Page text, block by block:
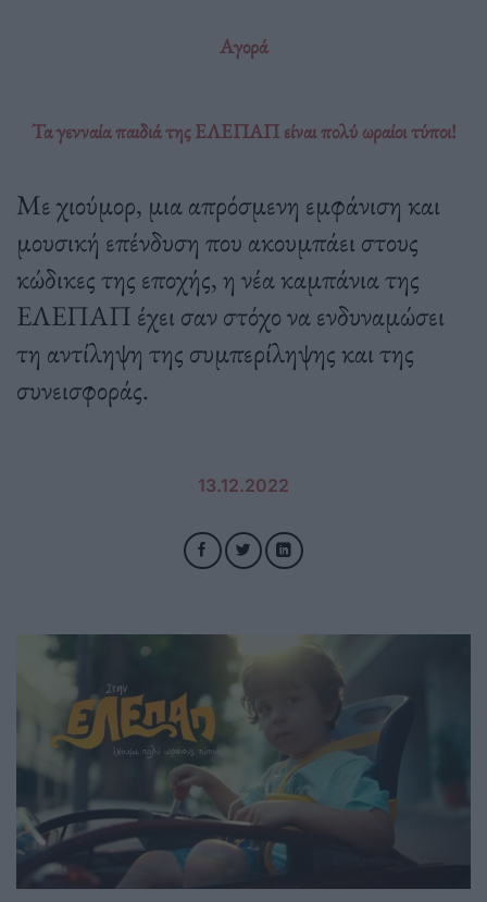
Αγορά
Τα γενναία παιδιά της ΕΛΕΠΑΠ είναι πολύ ωραίοι τύποι!
Με χιούμορ, μια απρόσμενη εμφάνιση και
μουσική επένδυση που ακουμπάει στους
κώδικες της εποχής, η νέα καμπάνια της
ΕΛΕΠΑΠ έχει σαν στόχο να ενδυναμώσει
τη αντίληψη της συμπερίληψης και της
συνεισφοράς.
13.12.2022